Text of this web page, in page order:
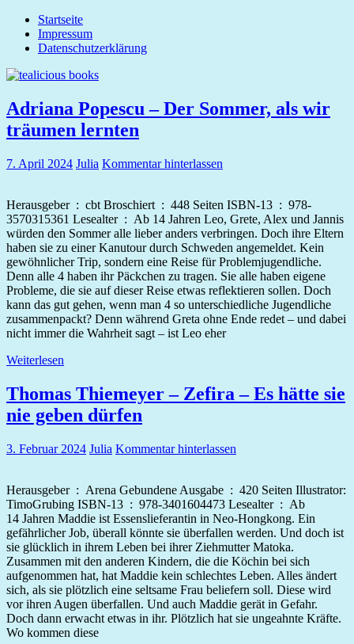
Zum
Inhalt
springen
tealicious
books
Startseite
Impressum
Datenschutzerklärung
Adriana Popescu – Der Sommer, als wir
träumen lernten
7. April 2024 Julia Kommentar hinterlassen
Herausgeber ‏ : ‎ cbt Broschiert ‏ : ‎ 448 Seiten ISBN-13 ‏ : ‎ 978-
3570315361 Lesealter ‏ : ‎ Ab 14 Jahren Leo, Grete, Alex und Jannis
würden den Sommer alle lieber anders verbringen. Doch ihre Eltern
haben sie zu einer Kanutour durch Schweden angemeldet. Kein
gewöhnlicher Trip, sondern eine Reise für Problemjugendliche.
Denn alle 4 haben ihr Päckchen zu tragen. Sie alle haben eigene
Probleme, die sie auf dieser Reise etwas reflektieren sollen. Doch
kann das gut gehen, wenn man 4 so unterschiedliche Jugendliche
zusammenpackt? Denn während Greta ohne Ende redet – und dabei
nicht immer die Wahrheit sagt – ist Leo eher
Weiterlesen
Thomas Thiemeyer – Zefira – Es hätte sie
nie geben dürfen
3. Februar 2024 Julia Kommentar hinterlassen
Herausgeber ‏ : ‎ Arena Gebundene Ausgabe ‏ : ‎ 420 Seiten Illustrator:
TimoGrubing ISBN-13 ‏ : ‎ 978-3401604473 Lesealter ‏ : ‎ Ab
14 Jahren Maddie ist Essenslieferantin in Neo-Hongkong. Ein
gefährlicher Job, überall könnte sie überfallen werden. Und doch ist
sie glücklich in ihrem Leben bei ihrer Ziehmutter Matoka.
Zusammen mit den anderen Kindern, die die Köchin bei sich
aufgenommen hat, hat Maddie kein schlechtes Leben. Alles ändert
sich, als sie plötzlich eine seltsame Frau beliefern soll. Diese wird
vor ihren Augen überfallen. Und auch Maddie gerät in Gefahr.
Doch dann erwacht etwas in ihr. Plötzlich hat sie ungeahnte Kräfte.
Wo kommen diese